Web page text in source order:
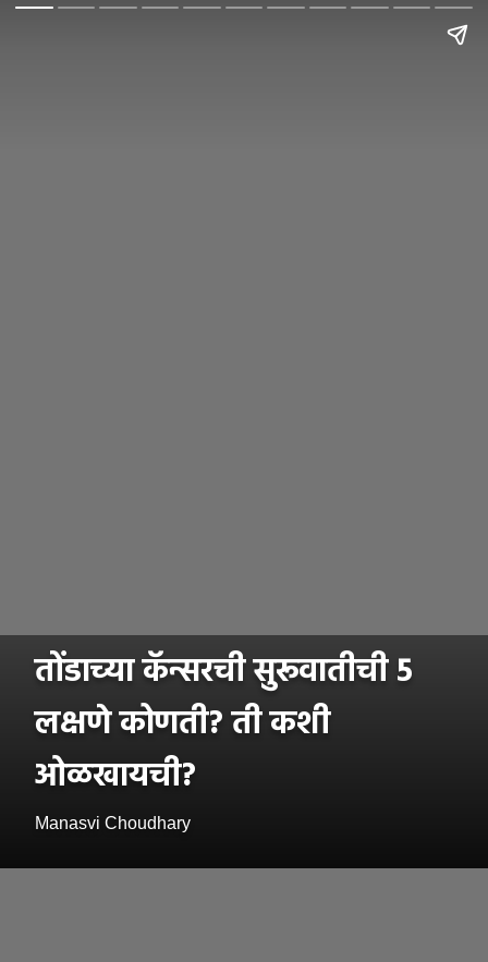
तोंडाच्या कॅन्सरची सुरूवातीची 5
लक्षणे कोणती? ती कशी
ओळखायची?
Manasvi Choudhary